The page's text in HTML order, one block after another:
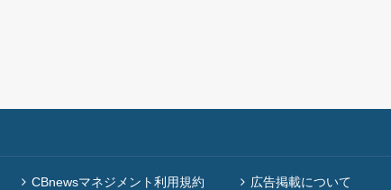
CBnewsマネジメント利用規約 広告掲載について